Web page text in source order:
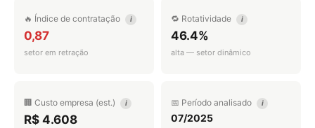
🔥 Índice de contratação i
0,87
setor em retração
🔁 Rotatividade i
46.4%
alta — setor dinâmico
🏢 Custo empresa (est.) i
R$ 4.608
📅 Período analisado i
07/2025